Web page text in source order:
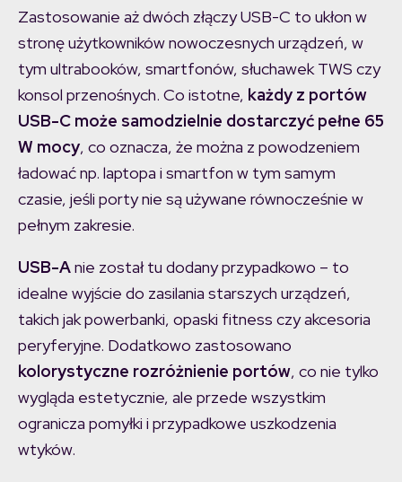
Zastosowanie aż dwóch złączy USB-C to ukłon w
stronę użytkowników nowoczesnych urządzeń, w
tym ultrabooków, smartfonów, słuchawek TWS czy
konsol przenośnych. Co istotne, każdy z portów
USB-C może samodzielnie dostarczyć pełne 65
W mocy, co oznacza, że można z powodzeniem
ładować np. laptopa i smartfon w tym samym
czasie, jeśli porty nie są używane równocześnie w
pełnym zakresie.
USB-Anie został tu dodany przypadkowo – to
idealne wyjście do zasilania starszych urządzeń,
takich jak powerbanki, opaski fitness czy akcesoria
peryferyjne. Dodatkowo zastosowano
kolorystyczne rozróżnienie portów, co nie tylko
wygląda estetycznie, ale przede wszystkim
ogranicza pomyłki i przypadkowe uszkodzenia
wtyków.